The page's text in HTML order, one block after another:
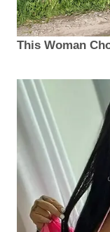
This Woman